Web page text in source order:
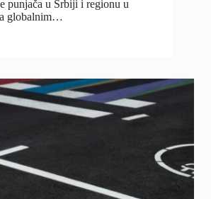
punjača u Srbiji i regionu u
globalnim…